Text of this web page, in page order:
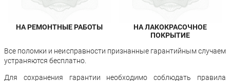
НА РЕМОНТНЫЕ РАБОТЫ
НА ЛАКОКРАСОЧНОЕ
ПОКРЫТИЕ
Все поломки и неисправности признанные гарантийным случаем
устраняются бесплатно.
Для сохранения гарантии необходимо соблюдать правила